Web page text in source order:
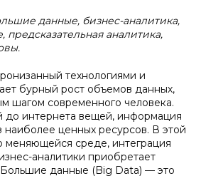
данные, бизнес-аналитика,
аналитика,
технологиями и
бурный рост объемов данных,
шагом современного человека.
до интернета вещей, информация
наиболее ценных ресурсов. В этой
среде, интеграция
аналитики приобретает
данные (Big Data) — это